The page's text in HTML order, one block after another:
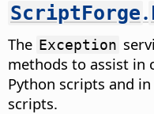
ScriptForge.
The Exception
methods to assist in
Python scripts and
scripts.